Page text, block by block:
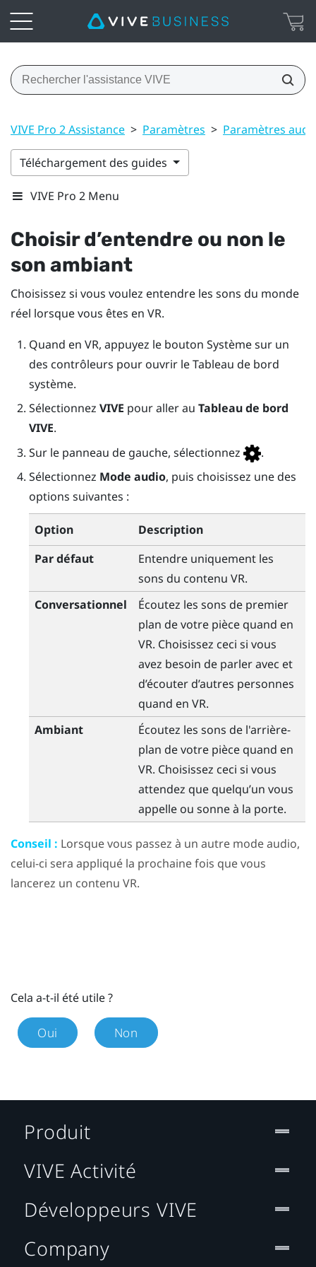
VIVE Pro 2 Assistance > Paramètres > Paramètres
Téléchargement des guides
VIVE Pro 2 Menu
Choisir d’entendre ou non le
son ambiant
Choisissez si vous voulez entendre les sons du monde
réel lorsque vous êtes en VR.
Quand en VR, appuyez le bouton Systèmesur un
des contrôleurs pour ouvrir leTableau de bord
système.
Sélectionnez VIVE pour aller au Tableau de bord
VIVE.
Sur le panneau de gauche, sélectionnez
.
Sélectionnez Mode audio, puis choisissez une des
options suivantes :
Option
Description
Par défaut
Entendre uniquement les
sons du contenu VR.
Conversationnel
Écoutez les sons de premier
plan de votre pièce quand en
VR. Choisissez ceci si vous
avez besoin de parler avec et
d’écouter d’autres personnes
quand en VR.
Ambiant
Écoutez les sons de l'arrière-
plan de votre pièce quand en
VR. Choisissez ceci si vous
attendez que quelqu’un vous
appelle ou sonne à la porte.
Conseil : Lorsque vous passez à un autre mode audio,
celui-ci sera appliqué la prochaine fois que vous
lancerez un contenu VR.
Cela a-t-il été utile ?
Oui Non
Produit
VIVE Activité
Développeurs VIVE
Company